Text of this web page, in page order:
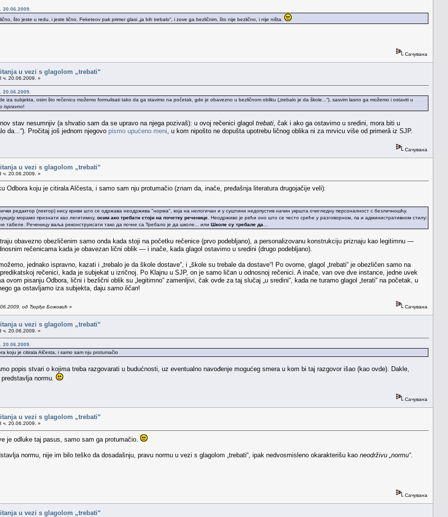
što jeste u redu, i jeste lično. Feketeov pak primer glasi „ja bih trebalo“, i zove ga bezličnim, što nije bezlično, i nije ništa.
Сачувана
u vezi s glagolom „trebati“
ч. 20.06.2009. »
iza subjekta, osim što rečenicu možemo formulisati tako da ga stavimo na početak, gde je obavezno u bezličnom obliku („trebalo je da škole...“), sasvim lasno ga možemo i ostaviti u
ispravno!
stav nesumnjiv (a shvatio sam da se upravo na njega pozivaš): u ovoj rečenici glagol trebati , čak i ako ga ostavimo u sredini, mora biti u
da...“). Pročitaj još jednom njegovo pismo upućeno meni , u kom nipošto ne dopušta upotrebu ličnog oblika ni za mrvicu više od primerâ iz SJP.
Сачувана
u vezi s glagolom „trebati“
ч. 20.06.2009. »
Odbora koju je citirala Alčesta, i samo sam nju protumačio (znam da, inače, pređašnja literatura drugojačije veli):
редактор (лектор) нису криви што се одржава неодржива "норма", која на нелогичан и у суштини недопустив начин укршта очигледну персоналност с безличношћу.
морамо признати као легитимну, осим ако требати стоји на почетку реченице . Неодрживо је рећи оно што се често среће у разговорном, па и административном стилу:
табеле. Реченицу ваља реконструисати тако да почне са Требало је да школе... или Школе су требале да
obavezno obezličenim samo onda kada stoji na početku rečenice (prvo podebljano), a personalizovanu konstrukciju priznaju kao legitimnu —
rečenicama kada je obavezan lični oblik — i inače, kada glagol ostavimo u sredini (drugo podebljano).
jednako ispravno, kazati i „trebalo je da škole dostave“, i „škole su trebale da dostave“! Po ovome, glagol „trebati“ je obezličen samo na
rečenici, kada je subjekat u izričnoj. Po Klajnu u SJP, on je samo ličan u odnosnoj rečenici. A inače, van ove dve instance, jedne uvek
ovom pisanju Odbora, lični i bezlični oblik su „legitimno“ zamenljivi, čak ovde za taj slučaj „u sredini“, kada ne turamo glagol „terati“ na početak, u
ga ostavljamo iza subjekta, daju samo ličan!
од Ђорђе Божовић » Сачувана
u vezi s glagolom „trebati“
ч. 20.06.2009. »
koju je citirala Alčesta, i samo sam nju protumačio
popis stvari o kojima treba razgovarati u budućnosti, uz eventualno navođenje mogućeg smera u kom bi taj razgovor išao (kao ovde). Dakle,
normu.
Сачувана
u vezi s glagolom „trebati“
ч. 20.06.2009. »
je odluke taj pasus, samo sam ga protumačio.
normu, nije im bilo teško da dosadašnju, pravu normu u vezi s glagolom „trebati“, ipak nedvosmisleno okarakterišu kao neodrživu „normu“.
Сачувана
u vezi s glagolom „trebati“